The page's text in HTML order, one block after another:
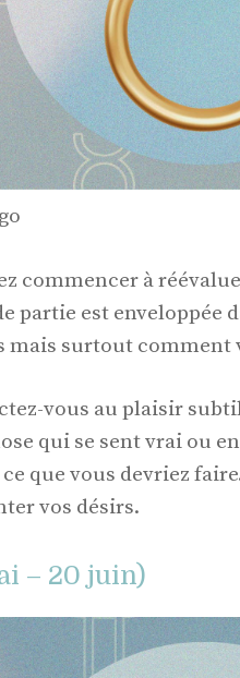
commencer à
partie est enveloppée
mais surtout comment
vous au plaisir
qui se sent vrai ou
que vous devriez
vos désirs.
– 20 juin)